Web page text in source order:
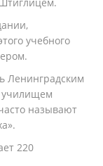
учебного
Ленинградским
называют
220